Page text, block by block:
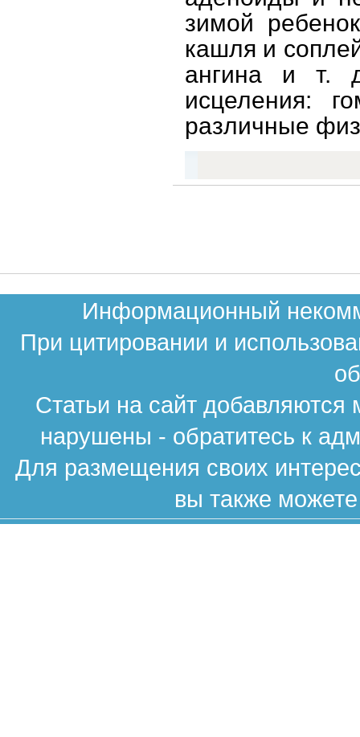
зимой
кашля и
ангина и т.
исцеления:
различные
Информационный
При цитировании и
Статьи на сайт
нарушены - обратитесь к
Для размещения своих
вы также